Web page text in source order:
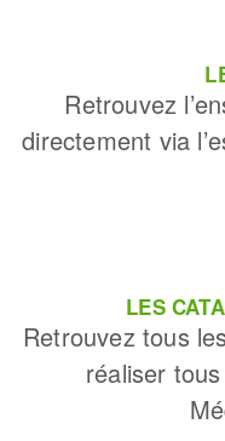
Retrouvez
directement via
LES
Retrouvez tous
réaliser